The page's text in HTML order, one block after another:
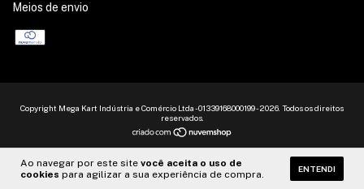
Ao navegar por este site você aceita o uso de
cookies para agilizar a sua experiência de compra. ENTENDI
Meios de envio
Copyright Mega Kart Indústria e Comércio Ltda - 01339168000199 - 2026. Todos os direitos
reservados.